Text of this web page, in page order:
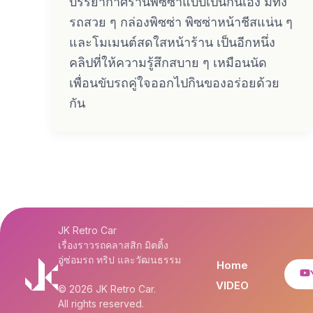
รถสวย ๆ กล่องพิซซ่า พิซซ่าหน้าชีสแน่น ๆ
และโมเมนต์สดใสหน้าร้าน เป็นอีกหนึ่ง
คลิปที่ให้ความรู้สึกสบาย ๆ เหมือนนัด
เพื่อนขับรถคู่ใจออกไปกินของอร่อยด้วย
กัน
JK Retro Car
เรื่องราวรถคลาสสิก มิตติ้ง
อู่ซ่อมรถ ทริป และวัฒนธรรม
© 2026 JK Retro Car.
All rights reserved.
Home
VIDEO